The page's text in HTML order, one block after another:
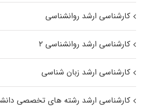
کارشناسی ارشد روانشناسی
کارشناسی ارشد روانشناسی ۲
کارشناسی ارشد زبان شناسی
کارشناسی ارشد رﺷﺘﻪ ﻫﺎی تخصصی